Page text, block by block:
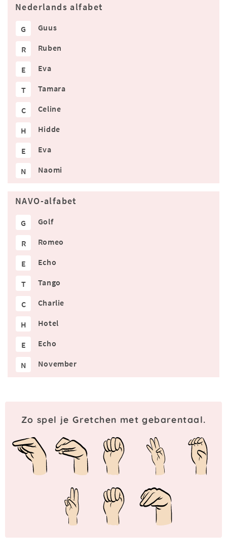
Nederlands alfabet
G Guus
R Ruben
E Eva
T Tamara
C Celine
H Hidde
E Eva
N Naomi
NAVO-alfabet
G Golf
R Romeo
E Echo
T Tango
C Charlie
H Hotel
E Echo
N November
Zo spel je Gretchen met gebarentaal.